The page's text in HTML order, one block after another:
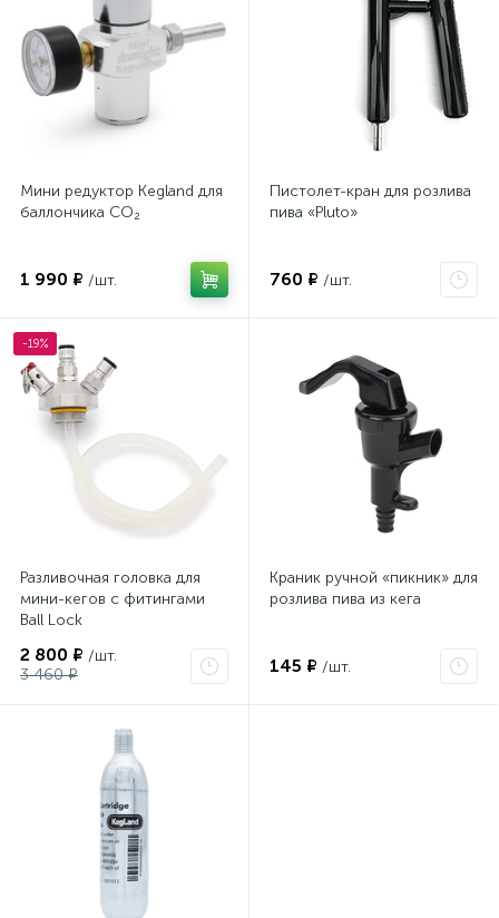
Мини редуктор Kegland для
баллончика CO₂
1 990 ₽ /шт.
Пистолет-кран для розлива
пива «Pluto»
760 ₽ /шт.
-19%
Разливочная головка для
мини-кегов с фитингами
Ball Lock
2 800 ₽ /шт.
3 460 ₽
Краник ручной «пикник» для
розлива пива из кега
145 ₽ /шт.